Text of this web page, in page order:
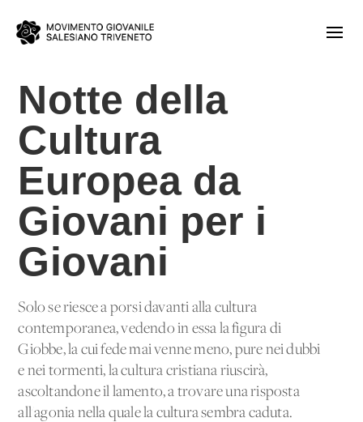
Notte della
Cultura
Europea da
Giovani per i
Giovani
Solo se riesce a porsi davanti alla cultura
contemporanea, vedendo in essa la figura di
Giobbe, la cui fede mai venne meno, pure nei dubbi
e nei tormenti, la cultura cristiana riuscirà,
ascoltandone il lamento, a trovare una risposta
all'agonia nella quale la cultura sembra caduta.